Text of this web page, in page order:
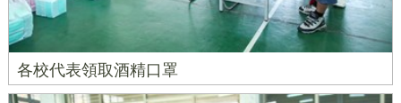
各校代表領取酒精口罩